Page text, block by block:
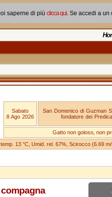
saperne di più clicca qui. Se accedi a un
Sabato
8 Ago 2026
San Domenico di Guzman
fondatore dei
Gatto non goloso, non
13 °C, Umid. rel. 67%, Scirocco (6.69